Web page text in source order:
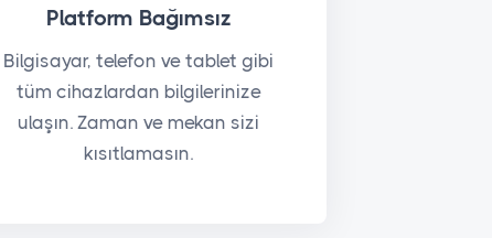
Platform Bağımsız
Bilgisayar, telefon ve tablet gibi
tüm cihazlardan bilgilerinize
ulaşın. Zaman ve mekan sizi
kısıtlamasın.